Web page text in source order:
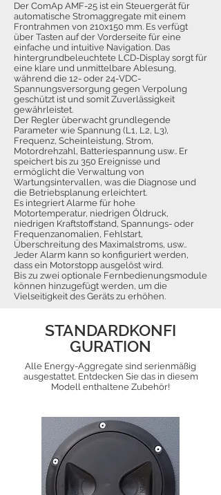
Der ComAp AMF-25 ist ein Steuergerät für
automatische Stromaggregate mit einem
Frontrahmen von 210x150 mm. Es verfügt
über Tasten auf der Vorderseite für eine
einfache und intuitive Navigation. Das
hintergrundbeleuchtete LCD-Display sorgt für
eine klare und unmittelbare Ablesung,
während die 12- oder 24-VDC-
Spannungsversorgung gegen Verpolung
geschützt ist und somit Zuverlässigkeit
gewährleistet.
Der Regler überwacht grundlegende
Parameter wie Spannung (L1, L2, L3),
Frequenz, Scheinleistung, Strom,
Motordrehzahl, Batteriespannung usw.. Er
speichert bis zu 350 Ereignisse und
ermöglicht die Verwaltung von
Wartungsintervallen, was die Diagnose und
die Betriebsplanung erleichtert.
Es integriert Alarme für hohe
Motortemperatur, niedrigen Öldruck,
niedrigen Kraftstoffstand, Spannungs- oder
Frequenzanomalien, Fehlstart,
Überschreitung des Maximalstroms, usw..
Jeder Alarm kann so konfiguriert werden,
dass ein Motorstopp ausgelöst wird.
Bis zu zwei optionale Fernbedienungsmodule
können hinzugefügt werden, um die
Vielseitigkeit des Geräts zu erhöhen.
STANDARDKONFI
GURATION
Alle Energy-Aggregate sind serienmäßig
ausgestattet. Entdecken Sie das in diesem
Modell enthaltene Zubehör!